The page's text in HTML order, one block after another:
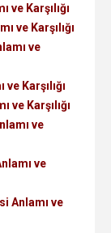
Karşılığı
ve Karşılığı
ve
Karşılığı
ve Karşılığı
ve
ve
Anlamı ve